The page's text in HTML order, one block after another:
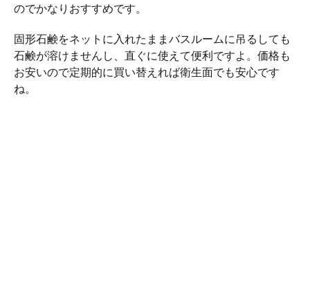
のでかなりおすすめです。
固形石鹸をネットに入れたままバスルームに吊るしても
石鹸が溶けませんし、直ぐに使えて便利ですよ。価格も
お安いので定期的に買い替えれば衛生面でも安心です
ね。